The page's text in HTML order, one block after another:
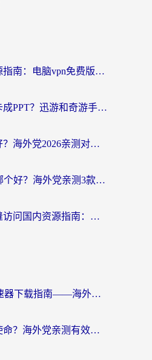
海外党刷国内资源指南：电脑vpn免费版真的能用吗？选对加速器才是关键
海外玩国内手游卡成PPT？迅游和奇游手游哪个好？附真实VPN评测及番茄加速器体验
迅游和穿梭哪个好？海外党2026亲测对比+免费vs付费选择指南，附番茄加速器实测体验
穿梭和腾讯VPN哪个好？海外党亲测3款热门回国加速器，附避坑指南
海外党必看！无缝访问国内资源指南：从vpn官网下载到加速器选择（附番茄实测）
公主连结：Re加速器下载指南——海外党不再错过国服活动的秘密武器
日本怎么玩我的使命？海外党亲测有效的国服游戏加速指南（附避坑技巧）